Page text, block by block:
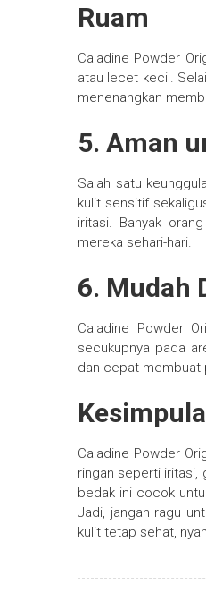
Ruam
Caladine Powder
atau lecet kecil.
menenangkan
5. Aman
Salah satu
kulit sensitif
iritasi. Banyak
mereka sehari-hari.
6. Mudah
Caladine Powder
secukupnya pada
dan cepat membuat
Caladine Powder
ringan seperti iritasi,
bedak ini cocok
Jadi, jangan ragu
kulit tetap sehat,